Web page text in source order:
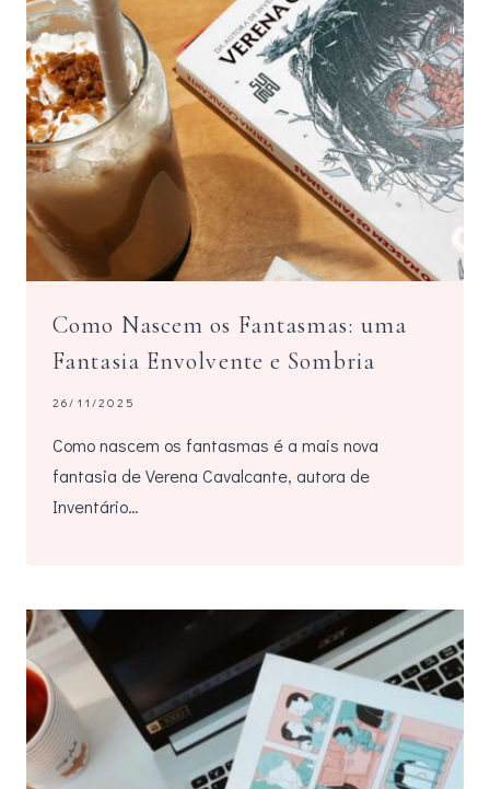
Como Nascem os Fantasmas: uma
Fantasia Envolvente e Sombria
26/11/2025
Como nascem os fantasmas é a mais nova
fantasia de Verena Cavalcante, autora de
Inventário…